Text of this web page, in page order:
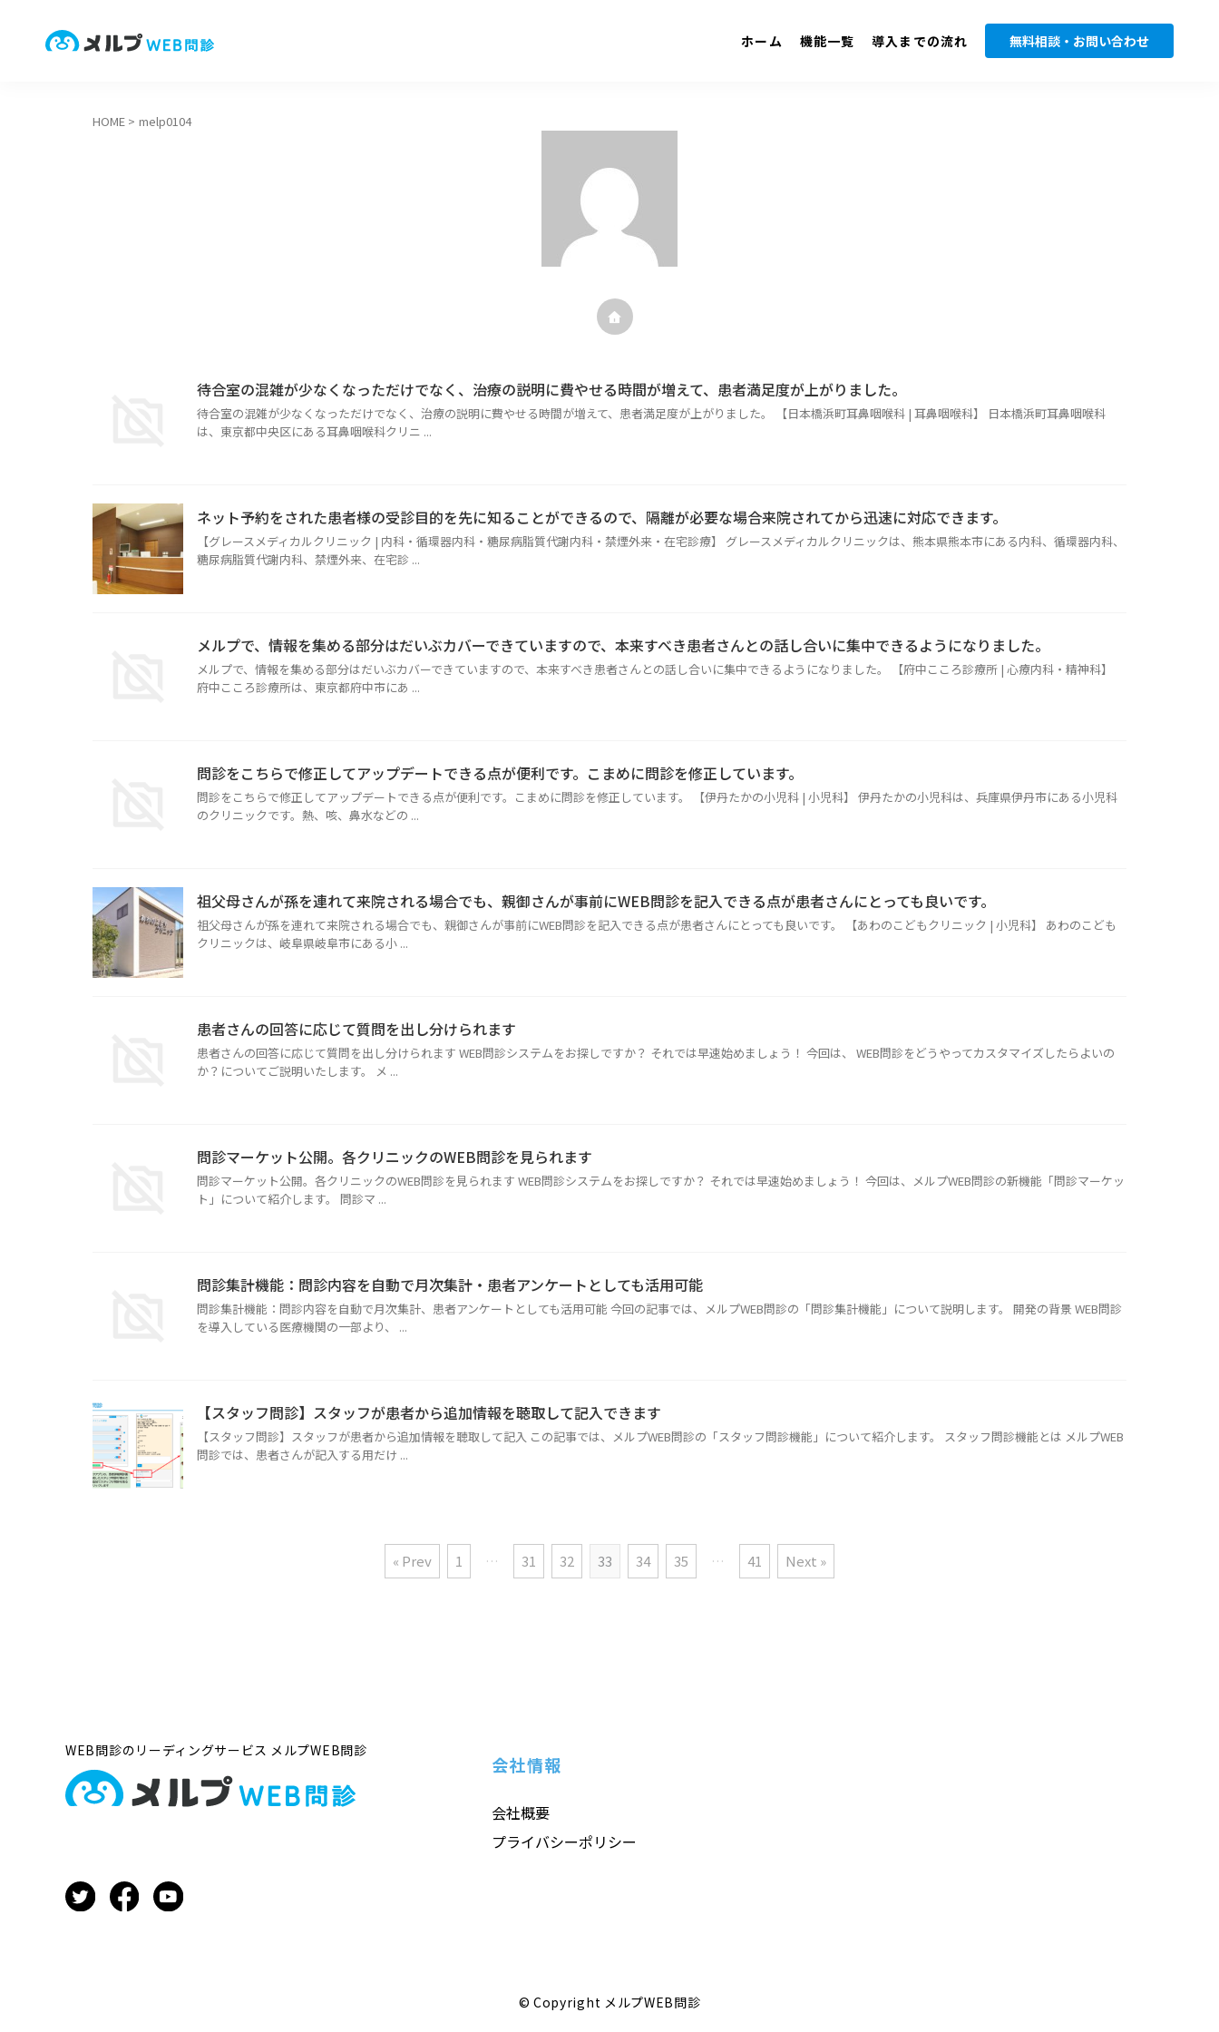
ホーム 機能一覧 導入までの流れ 無料相談・お問い合わせ
HOME > melp0104
待合室の混雑が少なくなっただけでなく、治療の説明に費やせる時間が増えて、患者満足度が上がりました。
待合室の混雑が少なくなっただけでなく、治療の説明に費やせる時間が増えて、患者満足度が上がりました。 【日本橋浜町耳鼻咽喉科 | 耳鼻咽喉科】 日本橋浜町耳鼻咽喉科
は、東京都中央区にある耳鼻咽喉科クリニ ...
ネット予約をされた患者様の受診目的を先に知ることができるので、隔離が必要な場合来院されてから迅速に対応できます。
【グレースメディカルクリニック | 内科・循環器内科・糖尿病脂質代謝内科・禁煙外来・在宅診療】 グレースメディカルクリニックは、熊本県熊本市にある内科、循環器内科、
糖尿病脂質代謝内科、禁煙外来、在宅診 ...
メルプで、情報を集める部分はだいぶカバーできていますので、本来すべき患者さんとの話し合いに集中できるようになりました。
メルプで、情報を集める部分はだいぶカバーできていますので、本来すべき患者さんとの話し合いに集中できるようになりました。 【府中こころ診療所 | 心療内科・精神科】
府中こころ診療所は、東京都府中市にあ ...
問診をこちらで修正してアップデートできる点が便利です。こまめに問診を修正しています。
問診をこちらで修正してアップデートできる点が便利です。こまめに問診を修正しています。 【伊丹たかの小児科 | 小児科】 伊丹たかの小児科は、兵庫県伊丹市にある小児科
のクリニックです。熱、咳、鼻水などの ...
祖父母さんが孫を連れて来院される場合でも、親御さんが事前にWEB問診を記入できる点が患者さんにとっても良いです。
祖父母さんが孫を連れて来院される場合でも、親御さんが事前にWEB問診を記入できる点が患者さんにとっても良いです。 【あわのこどもクリニック | 小児科】 あわのこども
クリニックは、岐阜県岐阜市にある小 ...
患者さんの回答に応じて質問を出し分けられます
患者さんの回答に応じて質問を出し分けられます WEB問診システムをお探しですか？ それでは早速始めましょう！ 今回は、 WEB問診をどうやってカスタマイズしたらよいの
か？についてご説明いたします。 メ ...
問診マーケット公開。各クリニックのWEB問診を見られます
問診マーケット公開。各クリニックのWEB問診を見られます WEB問診システムをお探しですか？ それでは早速始めましょう！ 今回は、メルプWEB問診の新機能「問診マーケッ
ト」について紹介します。 問診マ ...
問診集計機能：問診内容を自動で月次集計・患者アンケートとしても活用可能
問診集計機能：問診内容を自動で月次集計、患者アンケートとしても活用可能 今回の記事では、メルプWEB問診の「問診集計機能」について説明します。 開発の背景 WEB問診
を導入している医療機関の一部より、 ...
【スタッフ問診】スタッフが患者から追加情報を聴取して記入できます
【スタッフ問診】スタッフが患者から追加情報を聴取して記入 この記事では、メルプWEB問診の「スタッフ問診機能」について紹介します。 スタッフ問診機能とは メルプWEB
問診では、患者さんが記入する用だけ ...
« Prev 1 … 31 32 33 34 35 … 41 Next »
WEB問診のリーディングサービス メルプWEB問診
会社情報
会社概要
プライバシーポリシー
© Copyright メルプWEB問診